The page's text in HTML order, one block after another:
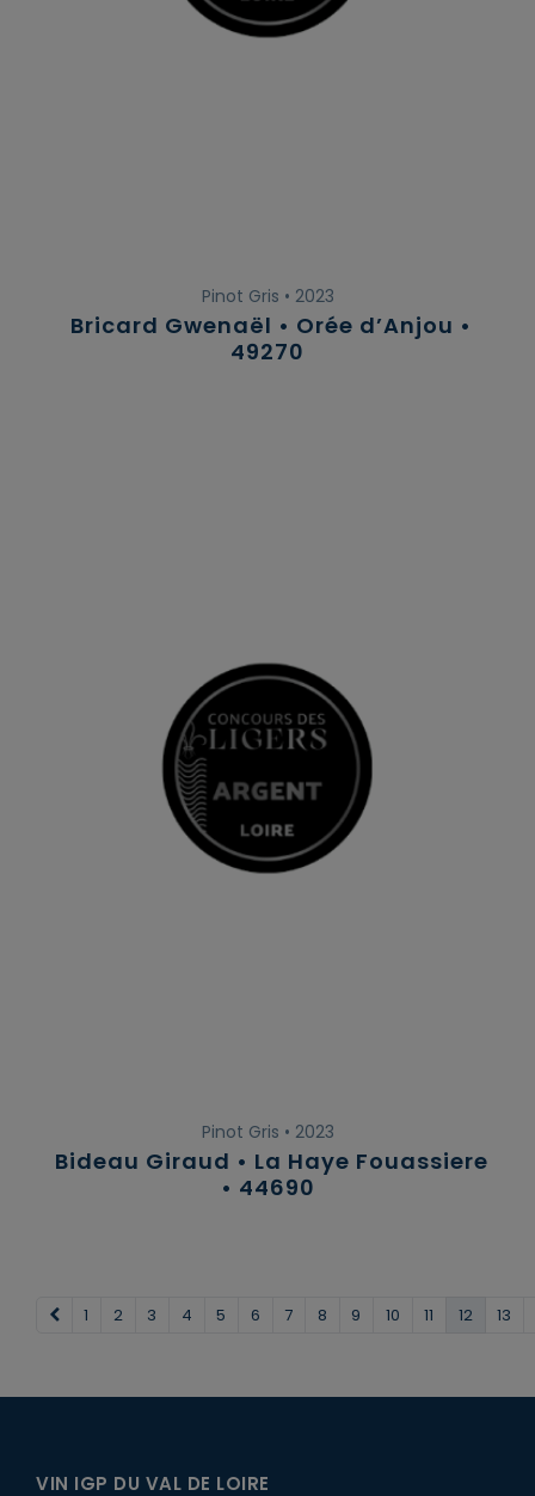
Pinot Gris • 2023
Bricard Gwenaël • Orée d’Anjou •
49270
Pinot Gris • 2023
Bideau Giraud • La Haye Fouassiere
• 44690
Précédent
1 2 3 4 5 6 7 8 9 10 11 12 13
VIN IGP DU VAL DE LOIRE